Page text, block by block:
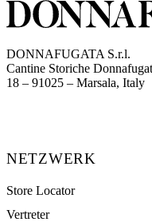
DONNAFUGATA S.r.l.
Cantine Storiche
18 – 91025 – Marsala, Italy
NETZWERK
Store Locator
Vertreter